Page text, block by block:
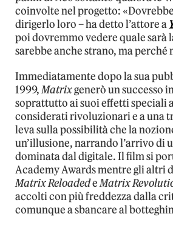
coinvolte nel progetto:
dirigerlo loro – ha detto l’attore a
poi dovremmo vedere quale sarà
sarebbe anche strano, ma perché
Immediatamente dopo la sua
1999,Matrixgenerò un successo
soprattutto ai suoi effetti speciali
considerati rivoluzionari e a una
leva sulla possibilità che la
un’illusione, narrando l’arrivo di
dominata dal digitale. Il film si
Academy Awards mentre gli altri
Matrix ReloadedeMatrix
accolti con più freddezza dalla
comunque a sbancare al